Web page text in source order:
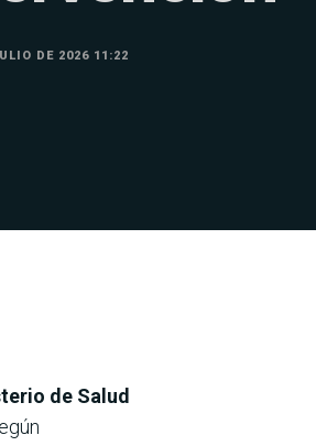
DE 2026 11:22
de Salud